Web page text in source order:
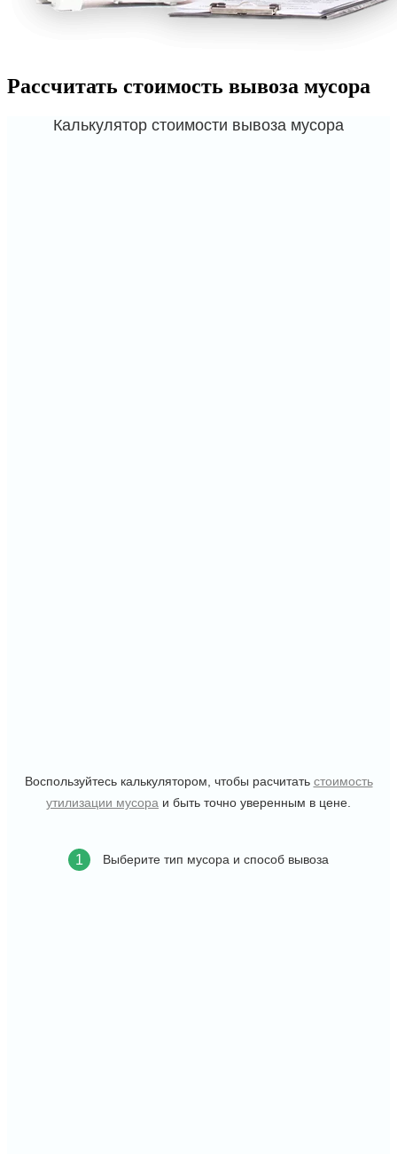
Рассчитать стоимость вывоза мусора
Калькулятор стоимости вывоза мусора
Воспользуйтесь калькулятором, чтобы расчитать стоимость
утилизации мусора и быть точно уверенным в цене.
1 Выберите тип мусора и способ вывоза